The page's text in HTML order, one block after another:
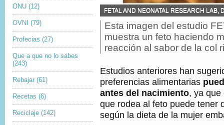
ONU (12)
OVNI (79)
Profecias (27)
Que a que no lo sabes
(243)
Rebajar (61)
Recetas (6)
Reciclaje (142)
F
U
E
N
E
E
L
A
I
A
G
FETAL AND NEONATAL RESEARCH LAB,
P
i
d
f
o
o
,
Esta imagen del estudio
muestra un feto haciendo
reacción al sabor de la col
Estudios anteriores han
preferencias alimentarias
antes del nacimiento, ya que
que rodea al feto puede tener
según la dieta de la mujer